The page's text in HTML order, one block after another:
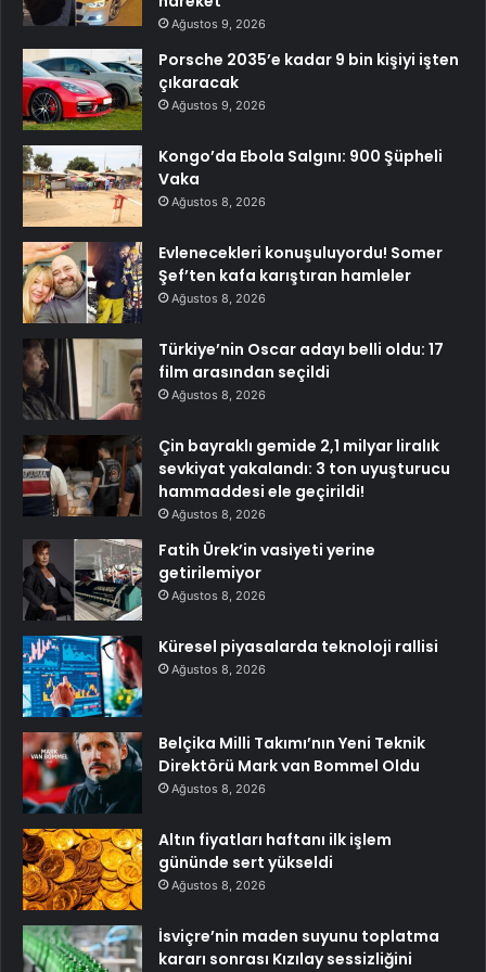
Ağustos 9, 2026
Porsche 2035’e kadar 9 bin kişiyi işten
çıkaracak
Ağustos 9, 2026
Kongo’da Ebola Salgını: 900 Şüpheli
Vaka
Ağustos 8, 2026
Evlenecekleri konuşuluyordu! Somer
Şef’ten kafa karıştıran hamleler
Ağustos 8, 2026
Türkiye’nin Oscar adayı belli oldu: 17
film arasından seçildi
Ağustos 8, 2026
Çin bayraklı gemide 2,1 milyar liralık
sevkiyat yakalandı: 3 ton uyuşturucu
hammaddesi ele geçirildi!
Ağustos 8, 2026
Fatih Ürek’in vasiyeti yerine
getirilemiyor
Ağustos 8, 2026
Küresel piyasalarda teknoloji rallisi
Ağustos 8, 2026
Belçika Milli Takımı’nın Yeni Teknik
Direktörü Mark van Bommel Oldu
Ağustos 8, 2026
Altın fiyatları haftanı ilk işlem
gününde sert yükseldi
Ağustos 8, 2026
İsviçre’nin maden suyunu toplatma
kararı sonrası Kızılay sessizliğini